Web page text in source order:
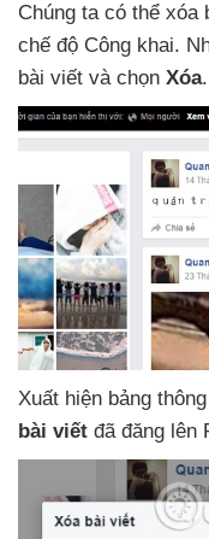
Chúng ta có thể xóa
chế độ Công khai.
bài viết và chọn Xóa.
Xuất hiện bảng
bài viết đã đăng lên